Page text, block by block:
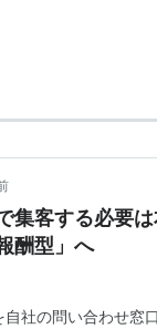
集客する必要
酬型」へ
社の問い合わせ窓